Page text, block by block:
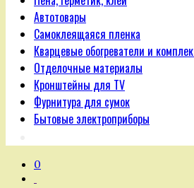
Автотовары
Самоклеящаяся пленка
Кварцевые обогреватели и
Отделочные материалы
Кронштейны для TV
Фурнитура для сумок
Бытовые электроприборы
0